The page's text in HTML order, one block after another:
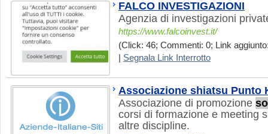
FALCO INVESTIGAZIONI
Agenzia di investigazioni
https://www.falcoinvest.it/
(Click: 46; Commenti: 0; Link
Segnala Link Interrotto
Associazione shiatsu Punto
Associazione di promozione
corsi di formazione e meeting
altre discipline.